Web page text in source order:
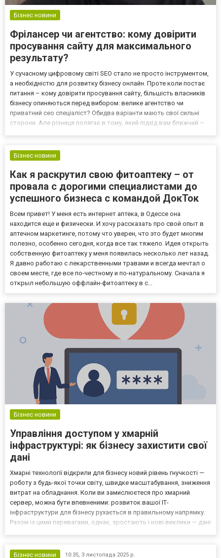
Бізнес новини
Фрілансер чи агентство: кому довірити
просування сайту для максимального
результату?
У сучасному цифровому світі SEO стало не просто інструментом,
а необхідністю для розвитку бізнесу онлайн. Проте коли постає
питання – кому довірити просування сайту, більшість власників
бізнесу опиняються перед вибором: велике агентство чи
приватний сео спеціаліст? Обидва варіанти мають свої сильні
сторони. Але різниця полягає в тому, який підхід вам ближчий –
Бізнес новини
Как я раскрутил свою фитоаптеку – от
провала с дорогими специалистами до
успешного бизнеса с командой ДокТок
Всем привет! У меня есть интернет аптека, в Одессе она
находится еще и физически. И хочу рассказать про свой опыт в
аптечном маркетинге, потому что уверен, что это будет многим
полезно, особенно сегодня, когда все так тяжело. Идея открыть
собственную фитоаптеку у меня появилась несколько лет назад.
Я давно работаю с лекарственными травами и всегда мечтал о
своем месте, где все по-честному и по-натуральному. Сначала я
открыл небольшую оффлайн-фитоаптеку в с...
Бізнес новини
Управління доступом у хмарній
інфраструктурі: як бізнесу захистити свої
дані
Хмарні технології відкрили для бізнесу новий рівень гнучкості —
роботу з будь-якої точки світу, швидке масштабування, зниження
витрат на обладнання. Коли ви замислюєтеся про хмарний
сервер, можна бути впевненими: розвиток вашої ІТ-
інфраструктури для бізнесу рухається в правильному напрямку.
Разом із цими перевагами, однак, зростають і нові виклики — дані
Бізнес новини
10:35, 3 листопада 2025 р.